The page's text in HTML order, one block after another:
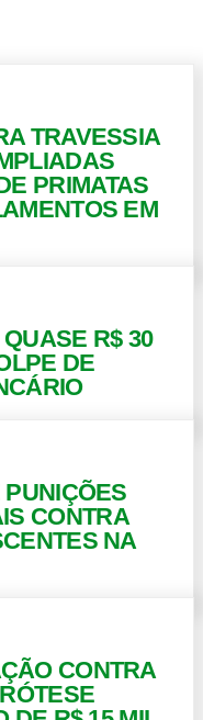
TRAVESSIA
PRIMATAS
EM
R$ 30
DE
CONTRA
NA
CONTRA